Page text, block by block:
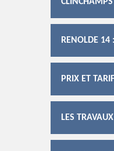
RENOLDE 14
PRIX ET
LES